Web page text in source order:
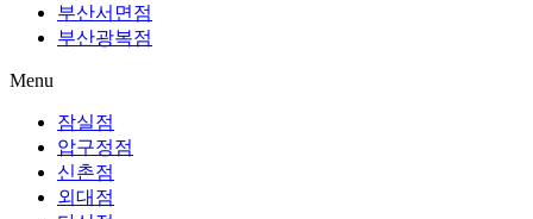
부산서면점
부산광복점
Menu
잠실점
압구정점
신촌점
외대점